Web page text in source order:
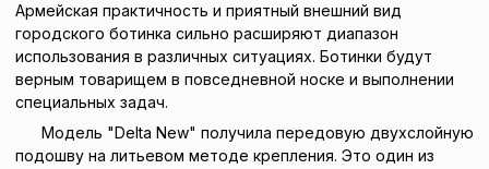
Армейская практичность и приятный внешний вид
городского ботинка сильно расширяют диапазон
использования в различных ситуациях. Ботинки будут
верным товарищем в повседневной носке и выполнении
специальных задач.
Модель "Delta New" получила передовую двухслойную
подошву на литьевом методе крепления. Это один из